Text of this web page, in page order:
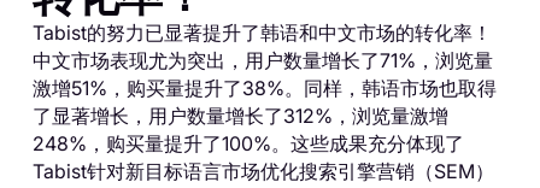
Tabist的努力已显著提升了韩语和中文市场的转化率！
中文市场表现尤为突出，用户数量增长了71%，浏览量
激增51%，购买量提升了38%。同样，韩语市场也取得
了显著增长，用户数量增长了312%，浏览量激增
248%，购买量提升了100%。这些成果充分体现了
Tabist针对新目标语言市场优化搜索引擎营销（SEM）